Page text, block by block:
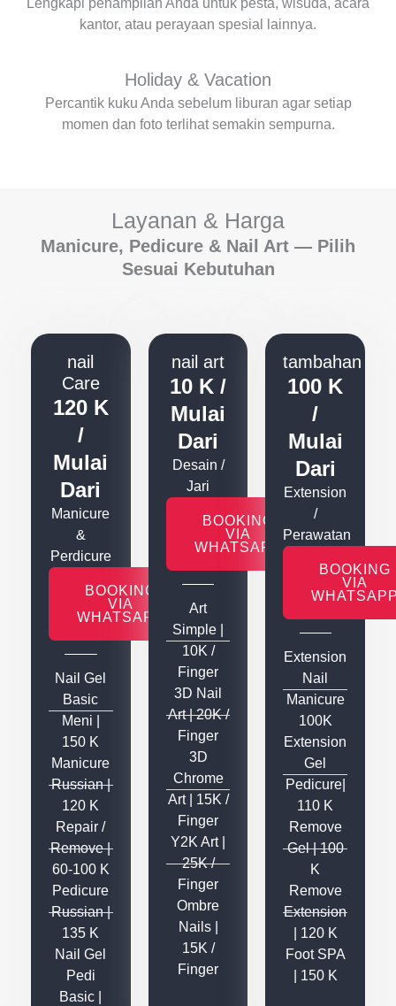
Lengkapi penampilan Anda untuk pesta, wisuda, acara
kantor, atau perayaan spesial lainnya.
Holiday & Vacation
Percantik kuku Anda sebelum liburan agar setiap
momen dan foto terlihat semakin sempurna.
Layanan & Harga
Manicure, Pedicure & Nail Art — Pilih
Sesuai Kebutuhan
nail
Care
120 K
/
Mulai
Dari
Manicure
&
Perdicure
BOOKING
VIA
WHATSAPP
Nail Gel
Basic
Meni |
150 K
Manicure
Russian |
120 K
Repair /
Remove |
60-100 K
Pedicure
Russian |
135 K
Nail Gel
Pedi
Basic |
nail art
10 K /
Mulai
Dari
Desain /
Jari
BOOKING
VIA
WHATSAPP
Art
Simple |
10K /
Finger
3D Nail
Art | 20K /
Finger
3D
Chrome
Art | 15K /
Finger
Y2K Art |
25K /
Finger
Ombre
Nails |
15K /
Finger
tambahan
100 K
/
Mulai
Dari
Extension
/
Perawatan
BOOKING
VIA
Extension
Nail
Manicure
100K
Extension
Gel
Pedicure|
110 K
Remove
Gel | 100
K
Remove
Extension
| 120 K
Foot SPA
| 150 K